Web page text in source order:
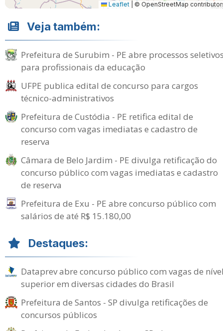
Leaflet © OpenStreetMap
Veja também:
Prefeitura de Surubim - PE abre processos
para profissionais da educação
UFPE publica edital de concurso para cargos
técnico-administrativos
Prefeitura de Custódia - PE retifica edital de
concurso com vagas imediatas e cadastro de
reserva
Câmara de Belo Jardim - PE divulga retificação do
concurso público com vagas imediatas e cadastro
de reserva
Prefeitura de Exu - PE abre concurso público com
salários de até R$ 15.180,00
Destaques:
Dataprev abre concurso público com vagas de
superior em diversas cidades do Brasil
Prefeitura de Santos - SP divulga retificações de
concursos públicos